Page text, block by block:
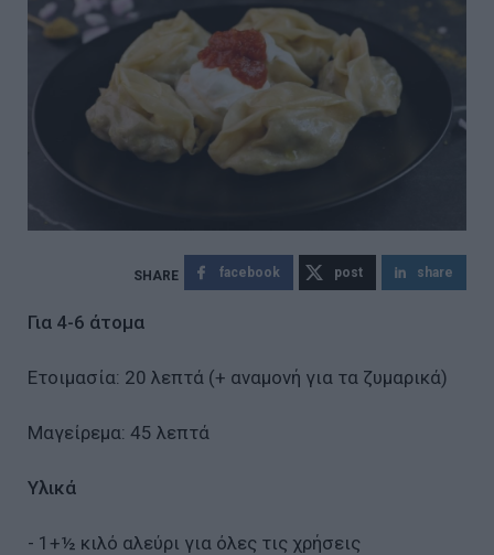
facebook post share
Για 4-6 άτομα
Ετοιμασία: 20 λεπτά (+ αναμονή για τα ζυμαρικά)
Μαγείρεμα: 45 λεπτά
Υλικά
- 1+½ κιλό αλεύρι για όλες τις χρήσεις